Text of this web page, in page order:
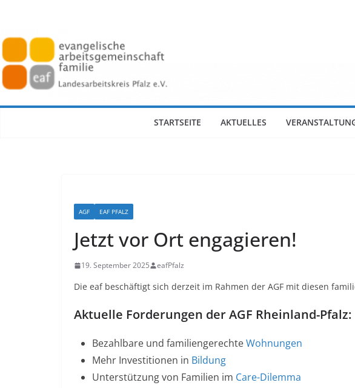
springen
STARTSEITE AKTUELLES
AGF EAF PFALZ
Jetzt vor Ort engagieren!
19. September 2025 eafPfalz
Die eaf beschäftigt sich derzeit im Rahmen der AGF mit diesen
Aktuelle Forderungen der AGF Rheinland-Pfalz:
Bezahlbare und familiengerechteWohnungen
Mehr Investitionen in Bildung
Unterstützung von Familien im Care-Dilemma